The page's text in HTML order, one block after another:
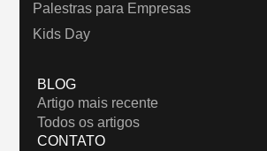
Palestras para Empresas
Kids Day
BLOG
Artigo mais recente
Todos os artigos
CONTATO